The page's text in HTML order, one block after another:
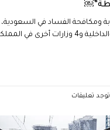
من وزارة الدفاع والداخلية و4 وزارات أخرى
توجد تعليقات